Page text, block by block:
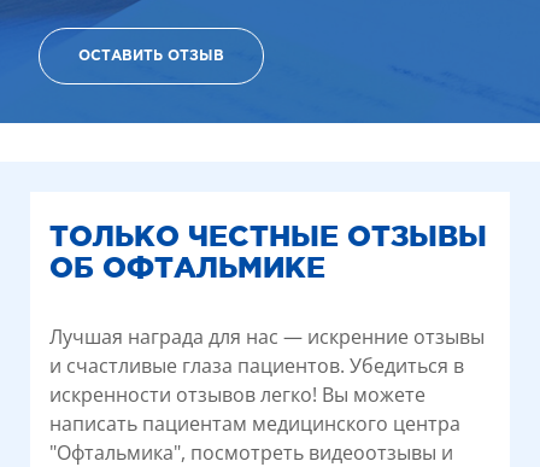
ОСТАВИТЬ ОТЗЫВ
ТОЛЬКО ЧЕСТНЫЕ ОТЗЫВЫ
ОБ ОФТАЛЬМИКЕ
Лучшая награда для нас — искренние отзывы
и счастливые глаза пациентов. Убедиться в
искренности отзывов легко! Вы можете
написать пациентам медицинского центра
"Офтальмика", посмотреть видеоотзывы и